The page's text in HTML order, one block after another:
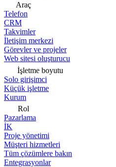
Araç
Telefon
CRM
Takvimler
İletişim merkezi
Görevler ve projeler
Web sitesi oluşturucu
İşletme boyutu
Solo girişimci
Küçük işletme
Kurum
Rol
Pazarlama
İK
Proje yönetimi
Müşteri hizmetleri
Tüm çözümlere bakın
Entegrasyonlar